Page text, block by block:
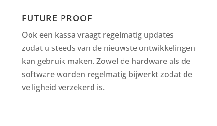
FUTURE PROOF
Ook een kassa vraagt regelmatig updates
zodat u steeds van de nieuwste ontwikkelingen
kan gebruik maken. Zowel de hardware als de
software worden regelmatig bijwerkt zodat de
veiligheid verzekerd is.